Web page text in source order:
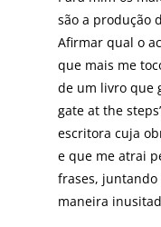
são a produção
Afirmar qual o
que mais me
de um livro que
gate at the
escritora cuja
e que me atrai
frases, juntando
maneira